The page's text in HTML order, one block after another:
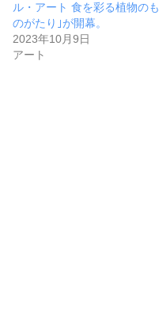
ル・アート 食を彩る植物のも
のがたり｣が開幕。
2023年10月9日
アート